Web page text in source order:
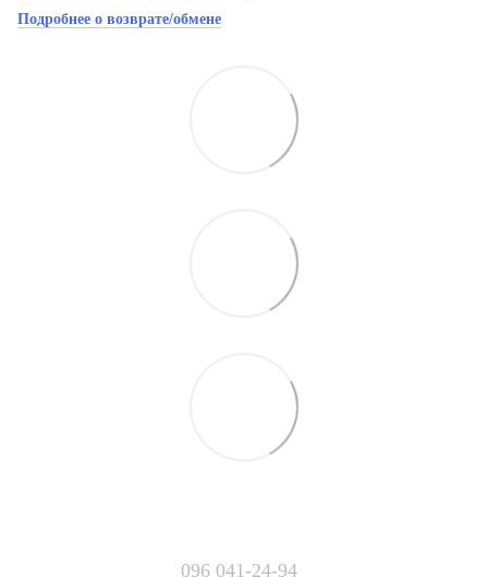
Подробнее о возврате/обмене
096 041-24-94